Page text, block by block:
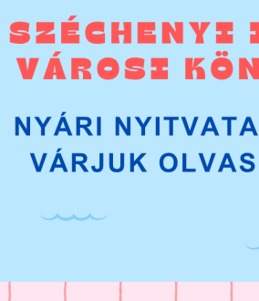
Az olvasói belépéshez szükséges az
továbbá a jelszó, ami a születési dátum
20120821. A jelszó belépés
PÁLYÁZATOK